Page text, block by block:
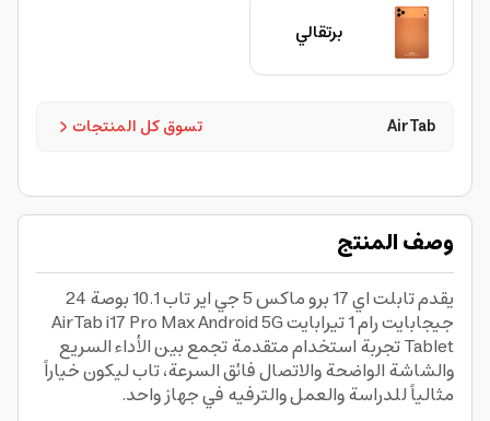
برتقالي
تسوق كل المنتجات AirTab
وصف المنتج
يقدم تابلت اي 17 برو ماكس 5 جي اير تاب 10.1 بوصة 24
جيجابايت رام 1 تيرابايت AirTab i17 Pro Max Android 5G
Tablet تجربة استخدام متقدمة تجمع بين الأداء السريع
والشاشة الواضحة والاتصال فائق السرعة، تاب ليكون خياراً
مثالياً للدراسة والعمل والترفيه في جهاز واحد.